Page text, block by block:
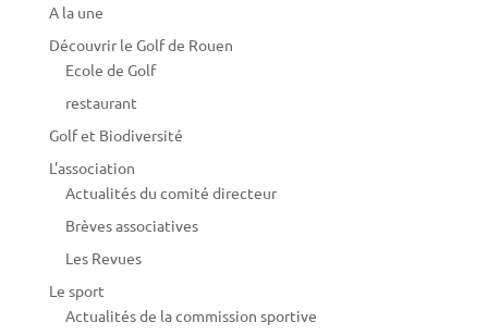
A la une
Découvrir le Golf de Rouen
Ecole de Golf
restaurant
Golf et Biodiversité
L'association
Actualités du comité directeur
Brèves associatives
Les Revues
Le sport
Actualités de la commission sportive